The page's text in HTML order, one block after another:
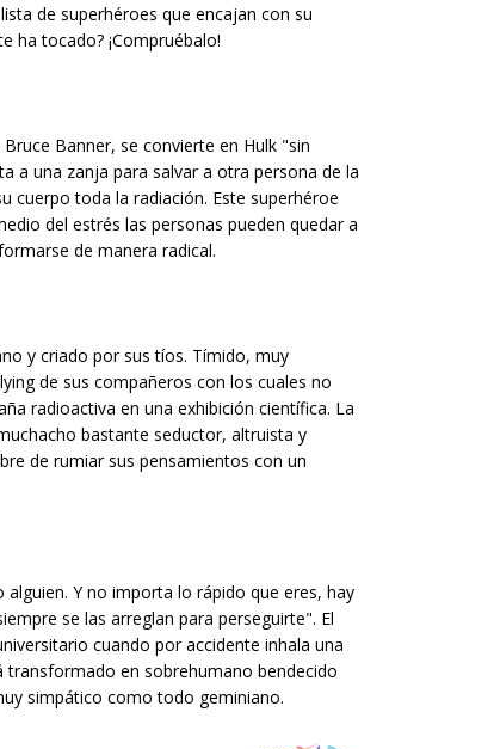
de superhéroes que encajan con su
ha tocado? ¡Compruébalo!
Banner, se convierte en Hulk "sin
a una zanja para salvar a otra persona de la
cuerpo toda la radiación. Este superhéroe
del estrés las personas pueden quedar a
de manera radical.
y criado por sus tíos. Tímido, muy
de sus compañeros con los cuales no
radioactiva en una exhibición científica. La
bastante seductor, altruista y
de rumiar sus pensamientos con un
Y no importa lo rápido que eres, hay
se las arreglan para perseguirte". El
cuando por accidente inhala una
transformado en sobrehumano bendecido
simpático como todo geminiano.